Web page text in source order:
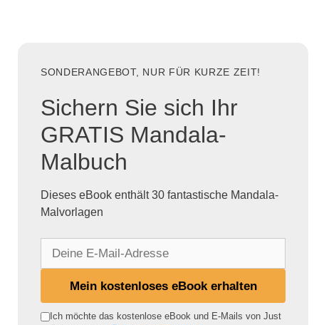
SONDERANGEBOT, NUR FÜR KURZE ZEIT!
Sichern Sie sich Ihr
GRATIS Mandala-
Malbuch
Dieses eBook enthält 30 fantastische Mandala-
Malvorlagen
e
Mein kostenloses eBook erhalten
Ich möchte das kostenlose eBook und E-Mails von Just